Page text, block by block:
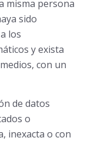
misma persona
sido
los
y exista
con un
de datos
o
inexacta o con